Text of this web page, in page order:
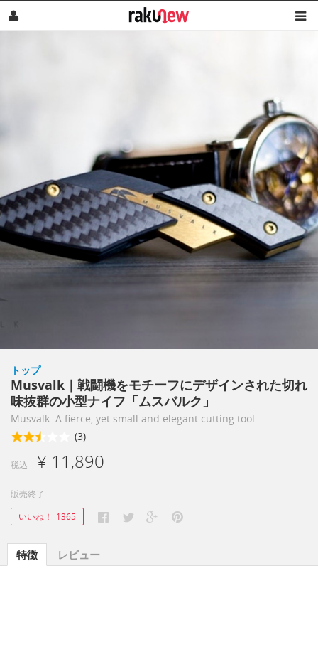
トップ
Musvalk｜戦闘機をモチーフにデザインされた切れ
味抜群の小型ナイフ「ムスバルク」
Musvalk. A fierce, yet small and elegant cutting tool.
(3)
税込 ¥ 11,890
販売終了
いいね！
1365
特徴 レビュー